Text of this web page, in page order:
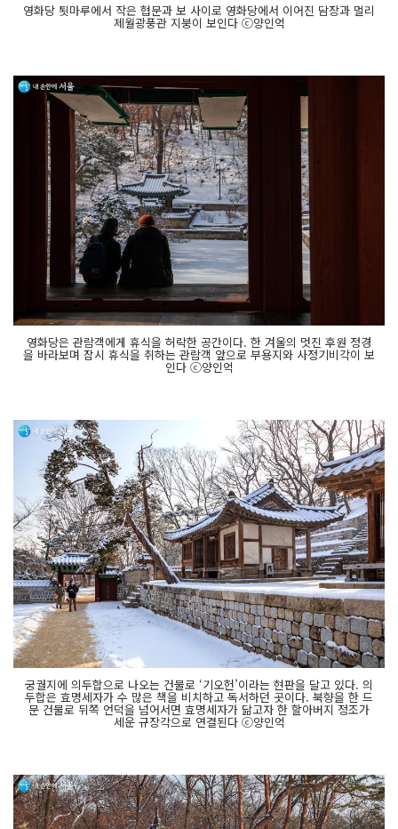
영화당 툇마루에서 작은 협문과 보 사이로 영화당에서 이어진 담장과 멀리
제월광풍관 지붕이 보인다 ⓒ양인억
영화당은 관람객에게 휴식을 허락한 공간이다. 한 겨울의 멋진 후원 정경
을 바라보며 잠시 휴식을 취하는 관람객 앞으로 부용지와 사정기비각이 보
인다 ⓒ양인억
궁궐지에 의두합으로 나오는 건물로 ‘기오헌’이라는 현판을 달고 있다. 의
두합은 효명세자가 수 많은 책을 비치하고 독서하던 곳이다. 북향을 한 드
문 건물로 뒤쪽 언덕을 넘어서면 효명세자가 닮고자 한 할아버지 정조가
세운 규장각으로 연결된다 ⓒ양인억